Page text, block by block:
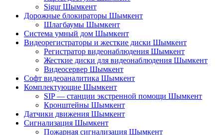
Sigur Шымкент
Дорожные блокираторы Шымкент
Шлагбаумы Шымкент
Система умный дом Шымкент
Видеорегистраторы и жесткие диски Шымкент
Регистратор видеонаблюдения Шымкент
Жесткие диски для видеонаблюдения Шымкент
Видеосервер Шымкент
Софт видеоаналитика Шымкент
Комплектующие Шымкент
SIP — станции экстренной помощи Шымкент
Кронштейны Шымкент
Датчики движения Шымкент
Сигнализация Шымкент
Пожарная сигнализация Шымкент